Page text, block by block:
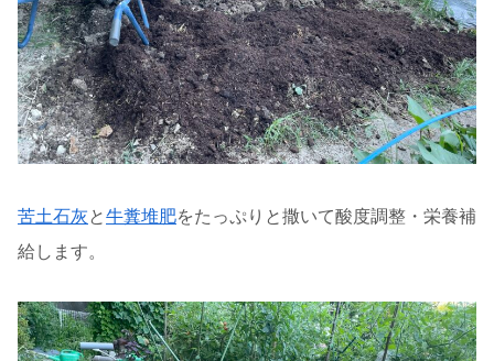
苦土石灰と牛糞堆肥をたっぷりと撒いて酸度調整・栄養補
給します。